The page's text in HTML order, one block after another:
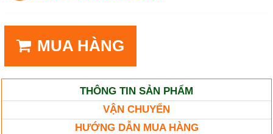
MUA HÀNG
THÔNG TIN SẢN PHẨM
VẬN CHUYỂN
HƯỚNG DẪN MUA HÀNG